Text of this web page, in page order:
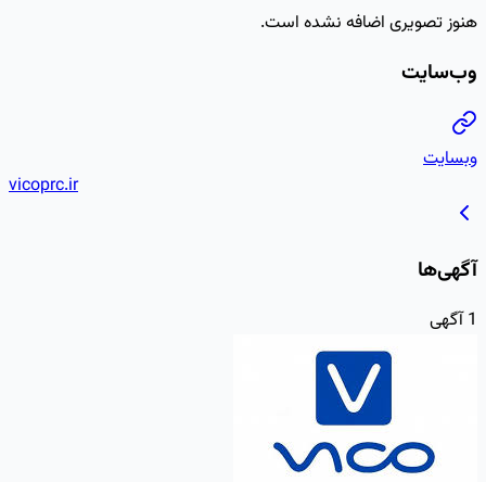
هنوز تصویری اضافه نشده است.
وب‌سایت
وبسایت
vicoprc.ir
آگهی‌ها
1آگهی